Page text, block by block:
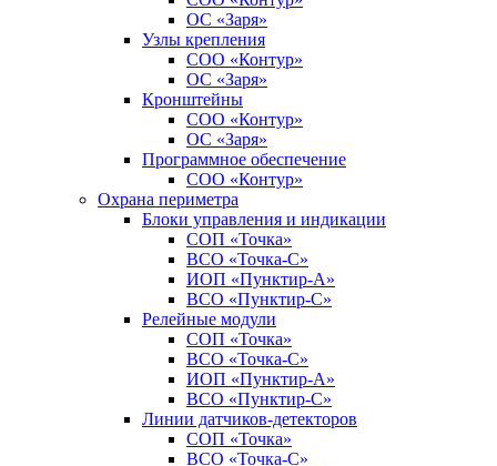
ОС «Заря»
Узлы крепления
СОО «Контур»
ОС «Заря»
Кронштейны
СОО «Контур»
ОС «Заря»
Программное обеспечение
СОО «Контур»
Охрана периметра
Блоки управления и индикации
СОП «Точка»
ВСО «Точка-С»
ИОП «Пунктир-А»
ВСО «Пунктир-С»
Релейные модули
СОП «Точка»
ВСО «Точка-С»
ИОП «Пунктир-А»
ВСО «Пунктир-С»
Линии датчиков-детекторов
СОП «Точка»
ВСО «Точка-С»